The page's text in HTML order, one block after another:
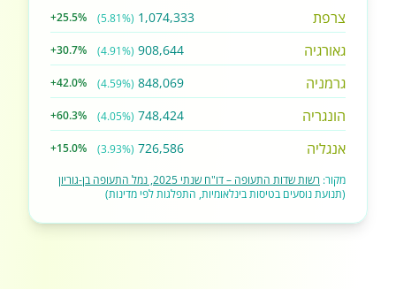
צרפת 1,074,333
(5.81%)
+25.5%
גאורגיה 908,644
(4.91%)
+30.7%
גרמניה 848,069
(4.59%)
+42.0%
הונגריה 748,424
(4.05%)
+60.3%
אנגליה 726,586
(3.93%)
+15.0%
מקור: רשות שדות התעופה – דו"ח שנתי 2025, נמל התעופה בן-גוריון
(תנועת נוסעים בטיסות בינלאומיות, התפלגות לפי מדינות)